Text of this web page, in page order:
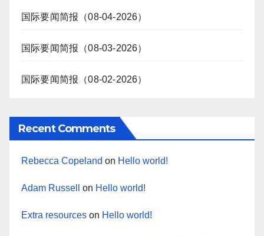
国际要闻简报（08-04-2026）
国际要闻简报（08-03-2026）
国际要闻简报（08-02-2026）
Recent Comments
Rebecca Copeland on Hello world!
Adam Russell on Hello world!
Extra resources on Hello world!